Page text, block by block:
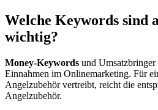
Welche Keywords sind
wichtig?
Money-Keywords und
Einnahmen im Onlinemarketing. Für
Angelzubehör vertreibt, reicht die
Angelzubehör.